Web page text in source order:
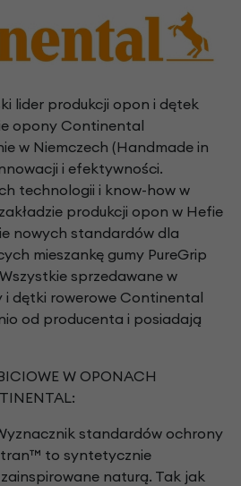
lider produkcji opon i dętek
opony Continental
w Niemczech (Handmade in
i efektywności.
technologii i know-how w
produkcji opon w Hefie
nowych standardów dla
mieszankę gumy PureGrip
Wszystkie sprzedawane w
i dętki rowerowe Continental
od producenta i posiadają
W OPONACH
standardów ochrony
to syntetycznie
zainspirowane naturą. Tak jak